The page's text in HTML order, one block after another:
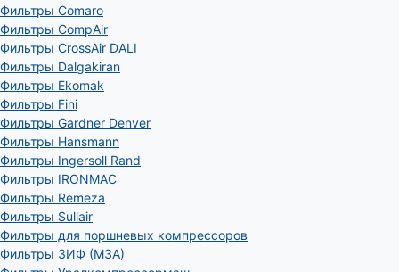
Фильтры Comaro
Фильтры CompAir
Фильтры CrossAir DALI
Фильтры Dalgakiran
Фильтры Ekomak
Фильтры Fini
Фильтры Gardner Denver
Фильтры Hansmann
Фильтры Ingersoll Rand
Фильтры IRONMAC
Фильтры Remeza
Фильтры Sullair
Фильтры для поршневых компрессоров
Фильтры ЗИФ (МЗА)